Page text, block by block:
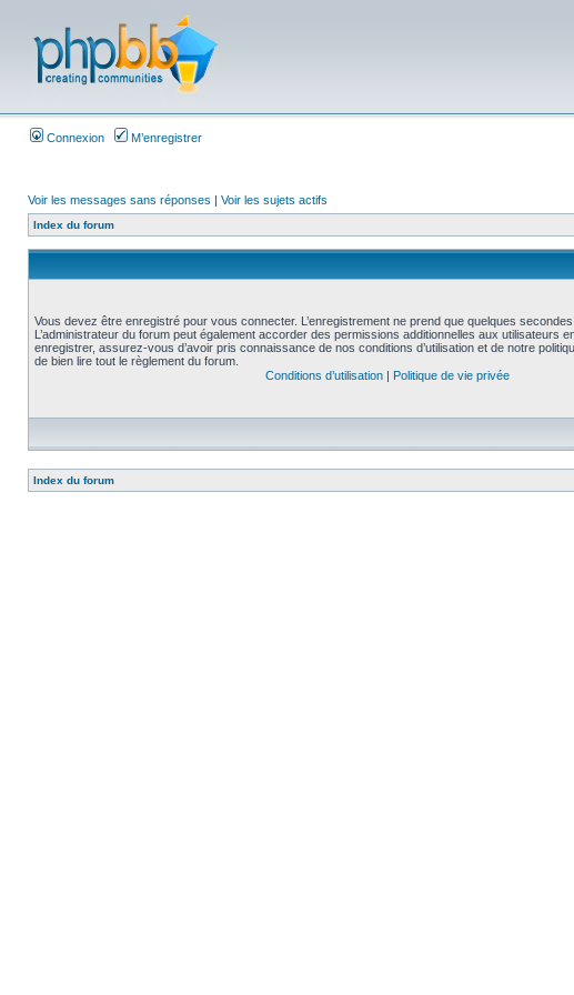
Connexion M’enregistrer
Voir les messages sans réponses | Voir les sujets actifs
Index du forum
Vous devez être enregistré pour vous connecter. L’enregistrement ne prend que quelques
L’administrateur du forum peut également accorder des permissions additionnelles aux utilisateurs
enregistrer, assurez-vous d’avoir pris connaissance de nos conditions d’utilisation et de notre
de bien lire tout le règlement du forum.
Conditions d’utilisation| Politique de vie privée
Index du forum